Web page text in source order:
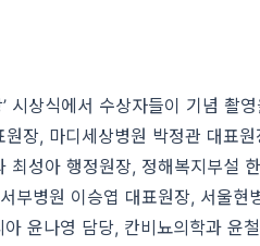
상식에서 수상자들이 기념 촬
장, 마디세상병원 박정관 대표
성아 행정원장, 정해복지부설
병원 이승엽 대표원장, 서울현
윤나영 담당, 칸비뇨의학과 윤